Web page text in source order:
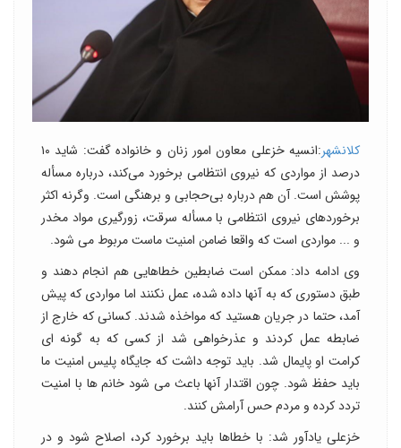
کلانشهر
:انسیه خزعلی معاون امور زنان و خانواده گفت: شاید ۱۰
درصد از مواردی که نیروی انتظامی برخورد می‌کند، درباره مسأله
پوشش است. آن هم درباره بی‌حجابی و برهنگی است. وگرنه اکثر
برخوردهای نیروی انتظامی با مسأله سرقت، زورگیری مواد مخدر
و ... مواردی است که واقعا ضامن امنیت ماست مربوط می شود.
وی ادامه داد: ممکن است ضابطین خطاهایی هم انجام دهند و
طبق دستوری که به آنها داده شده، عمل نکنند اما مواردی که پیش
آمد، حتما در جریان هستید که مواخذه شدند. کسانی که خارج از
ضابطه عمل کردند و عذرخواهی شد از کسی که به گونه ای
کرامت او پایمال شد. باید توجه داشت که جایگاه پلیس امنیت ما
باید حفظ شود. چون اقتدار آنها باعث می شود خانم ها با امنیت
تردد کرده و مردم حس آرامش کنند.
خزعلی یادآور شد: با خطاها باید برخورد کرد، اصلاح شود و در